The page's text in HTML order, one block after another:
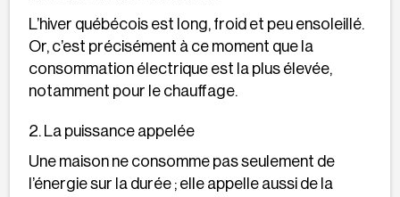
L’hiver québécois est long, froid et peu ensoleillé.
Or, c’est précisément à ce moment que la
consommation électrique est la plus élevée,
notamment pour le chauffage.
2. La puissance appelée
Une maison ne consomme pas seulement de
l’énergie sur la durée ; elle appelle aussi de la